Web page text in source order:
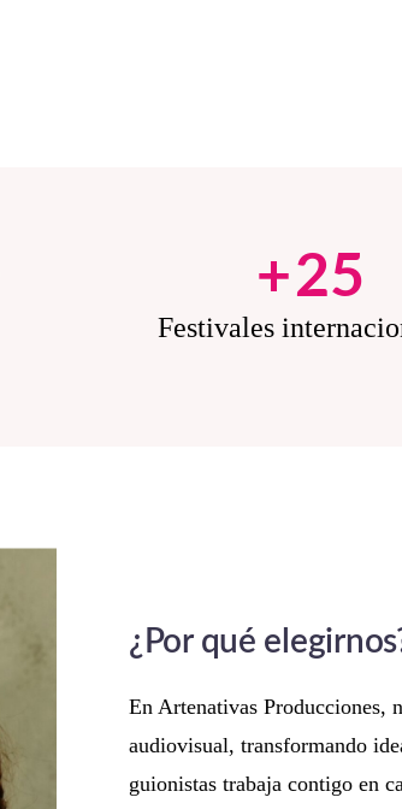
+25
Festivales
¿Por qué
En Artenativas Producciones,
audiovisual, transformando
guionistas trabaja contigo en